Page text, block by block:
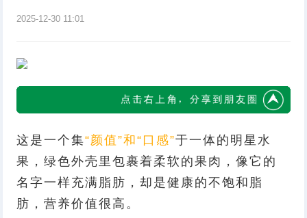
2025-12-30 11:01
这是一个集“颜值”和“口感”于一体的明星水
果，绿色外壳里包裹着柔软的果肉，像它的
名字一样充满脂肪，却是健康的不饱和脂
肪，营养价值很高。